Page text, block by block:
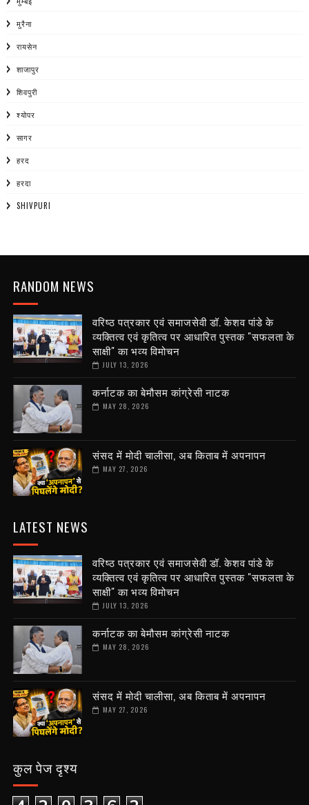
मुरैना
रायसेन
शाजापुर
शिवपुरी
श्योपर
सागर
हरद
हरदा
SHIVPURI
RANDOM NEWS
वरिष्ठ पत्रकार एवं समाजसेवी डॉ. केशव पांडे के
व्यक्तित्व एवं कृतित्व पर आधारित पुस्तक "सफलता के
साक्षी" का भव्य विमोचन
JULY 13, 2026
कर्नाटक का बेमौसम कांग्रेसी नाटक
MAY 28, 2026
संसद में मोदी चालीसा, अब किताब में अपनापन
MAY 27, 2026
LATEST NEWS
वरिष्ठ पत्रकार एवं समाजसेवी डॉ. केशव पांडे के
व्यक्तित्व एवं कृतित्व पर आधारित पुस्तक "सफलता के
साक्षी" का भव्य विमोचन
JULY 13, 2026
कर्नाटक का बेमौसम कांग्रेसी नाटक
MAY 28, 2026
संसद में मोदी चालीसा, अब किताब में अपनापन
MAY 27, 2026
कुल पेज दृश्य